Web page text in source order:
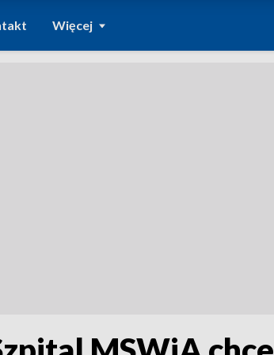
Więcej